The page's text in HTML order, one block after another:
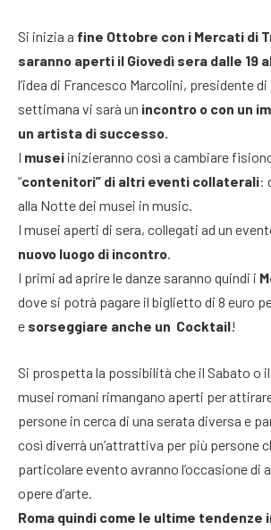
Si inizia a fine Ottobre con i Mercati di
saranno aperti il Giovedì sera dalle 19
l’idea di Francesco Marcolini, presidente
settimana vi sarà un incontro o con un
un artista di successo.
I musei inizieranno così a cambiare
“contenitori” di altri eventi collaterali:
alla Notte dei musei in music.
I musei aperti di sera, collegati ad un
nuovo luogo di incontro.
I primi ad aprire le danze saranno quindi i
dove si potrà pagare il biglietto di 8 euro
e sorseggiare anche un Cocktail!
Si prospetta la possibilità che il Sabato o il
musei romani rimangano aperti per
persone in cerca di una serata diversa e
così diverrà un’attrattiva per più persone
particolare evento avranno l’occasione di
opere d’arte.
Roma quindi come le ultime tendenze